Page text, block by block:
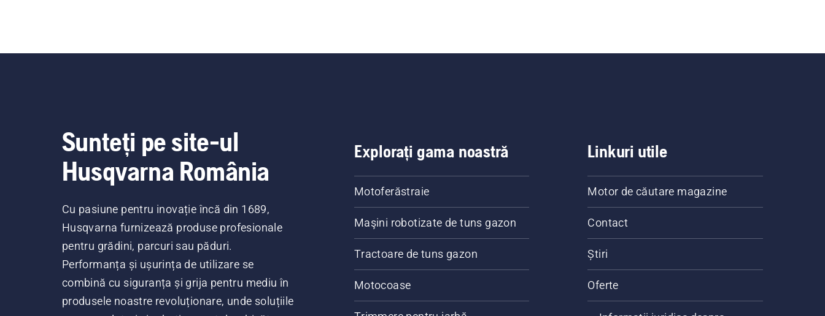
Sunteți pe site-ul
Husqvarna România
Cu pasiune pentru inovație încă din 1689,
Husqvarna furnizează produse profesionale
pentru grădini, parcuri sau păduri.
Performanța și ușurința de utilizare se
combină cu siguranța și grija pentru mediu în
produsele noastre revoluționare, unde soluțiile
Explorați gama noastră
Motoferăstraie
Maşini robotizate de tuns gazon
Tractoare de tuns gazon
Motocoase
Linkuri utile
Motor de căutare magazine
Contact
Știri
Oferte